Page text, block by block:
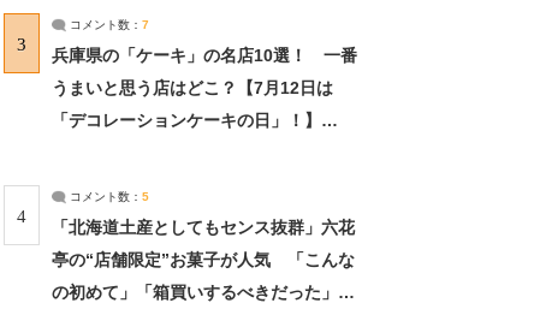
3
コメント数： 7
兵庫県の「ケーキ」の名店10選！ 一番
うまいと思う店はどこ？【7月12日は
「デコレーションケーキの日」！】
4
コメント数： 5
「北海道土産としてもセンス抜群」六花
亭の“店舗限定”お菓子が人気 「こんな
の初めて」「箱買いするべきだった」